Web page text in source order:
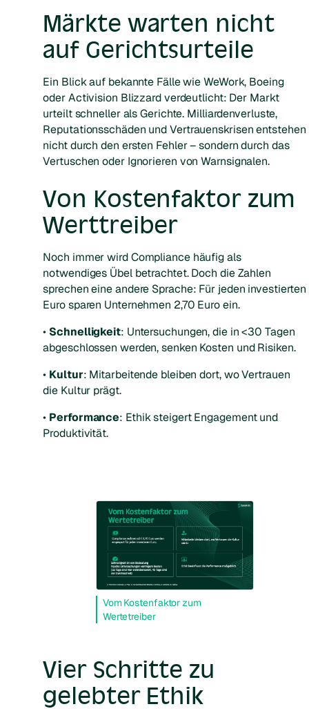
Märkte warten nicht
auf Gerichtsurteile
Ein Blick auf bekannte Fälle wie WeWork, Boeing
oder Activision Blizzard verdeutlicht: Der Markt
urteilt schneller als Gerichte. Milliardenverluste,
Reputationsschäden und Vertrauenskrisen entstehen
nicht durch den ersten Fehler – sondern durch das
Vertuschen oder Ignorieren von Warnsignalen.
Von Kostenfaktor zum
Werttreiber
Noch immer wird Compliance häufig als
notwendiges Übel betrachtet. Doch die Zahlen
sprechen eine andere Sprache: Für jeden investierten
Euro sparen Unternehmen 2,70 Euro ein.
• Schnelligkeit: Untersuchungen, die in <30 Tagen
abgeschlossen werden, senken Kosten und Risiken.
• Kultur: Mitarbeitende bleiben dort, wo Vertrauen
die Kultur prägt.
• Performance: Ethik steigert Engagement und
Produktivität.
Vom Kostenfaktor zum
Wertetreiber
Vier Schritte zu
gelebter Ethik